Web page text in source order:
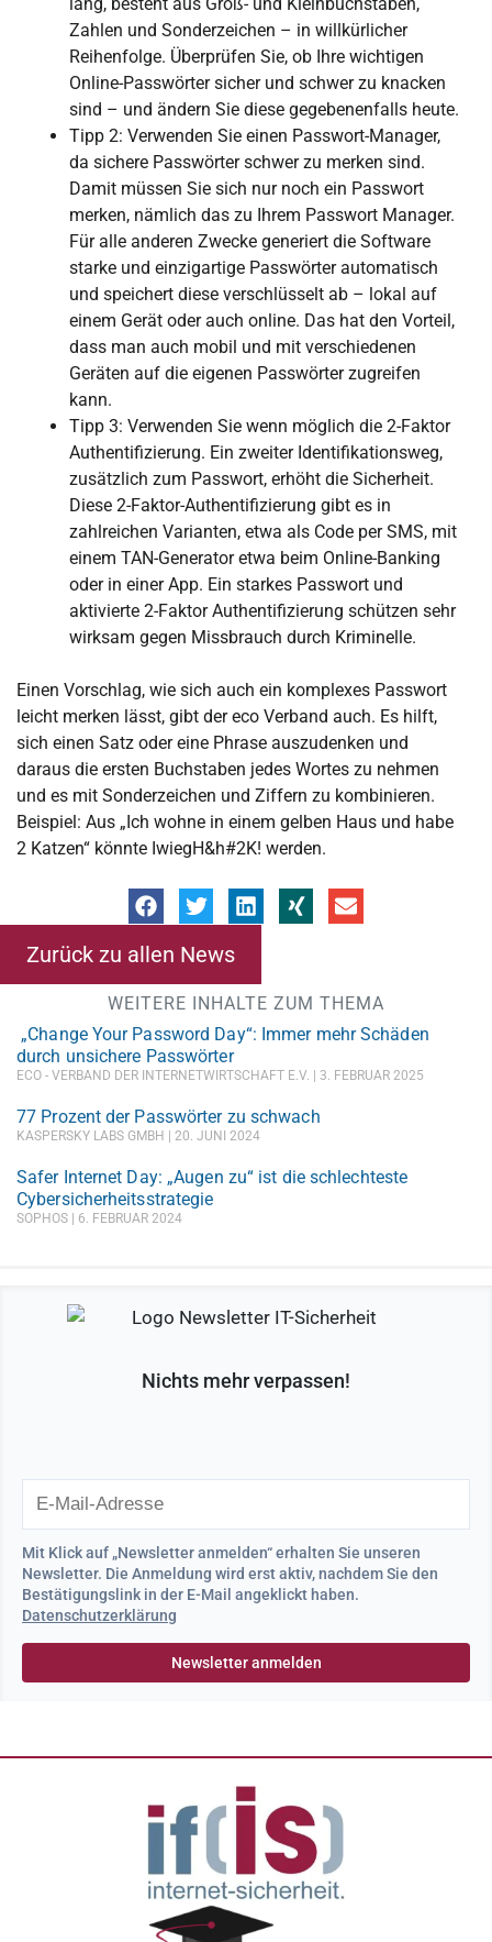
lang, besteht aus Groß- und Kleinbuchstaben,
Zahlen und Sonderzeichen – in willkürlicher
Reihenfolge. Überprüfen Sie, ob Ihre wichtigen
Online-Passwörter sicher und schwer zu knacken
sind – und ändern Sie diese gegebenenfalls heute.
Tipp 2: Verwenden Sie einen Passwort-Manager,
da sichere Passwörter schwer zu merken sind.
Damit müssen Sie sich nur noch ein Passwort
merken, nämlich das zu Ihrem Passwort Manager.
Für alle anderen Zwecke generiert die Software
starke und einzigartige Passwörter automatisch
und speichert diese verschlüsselt ab – lokal auf
einem Gerät oder auch online. Das hat den Vorteil,
dass man auch mobil und mit verschiedenen
Geräten auf die eigenen Passwörter zugreifen
kann.
Tipp 3: Verwenden Sie wenn möglich die 2-Faktor
Authentifizierung. Ein zweiter Identifikationsweg,
zusätzlich zum Passwort, erhöht die Sicherheit.
Diese 2-Faktor-Authentifizierung gibt es in
zahlreichen Varianten, etwa als Code per SMS, mit
einem TAN-Generator etwa beim Online-Banking
oder in einer App. Ein starkes Passwort und
aktivierte 2-Faktor Authentifizierung schützen sehr
wirksam gegen Missbrauch durch Kriminelle.
Einen Vorschlag, wie sich auch ein komplexes Passwort
leicht merken lässt, gibt der eco Verband auch. Es hilft,
sich einen Satz oder eine Phrase auszudenken und
daraus die ersten Buchstaben jedes Wortes zu nehmen
und es mit Sonderzeichen und Ziffern zu kombinieren.
Beispiel: Aus „Ich wohne in einem gelben Haus und habe
2 Katzen“ könnte IwiegH&h#2K! werden.
Zurück zu allen News
WEITERE INHALTE ZUM THEMA
„Change Your Password Day“: Immer mehr Schäden
durch unsichere Passwörter
ECO - VERBAND DER INTERNETWIRTSCHAFT E.V. 3. FEBRUAR 2025
77 Prozent der Passwörter zu schwach
KASPERSKY LABS GMBH 20. JUNI 2024
Safer Internet Day: „Augen zu“ ist die schlechteste
Cybersicherheitsstrategie
SOPHOS 6. FEBRUAR 2024
Nichts mehr verpassen!
Mit Klick auf „Newsletter anmelden“ erhalten Sie unseren
Newsletter. Die Anmeldung wird erst aktiv, nachdem Sie den
Bestätigungslink in der E-Mail angeklickt haben.
Datenschutzerklärung